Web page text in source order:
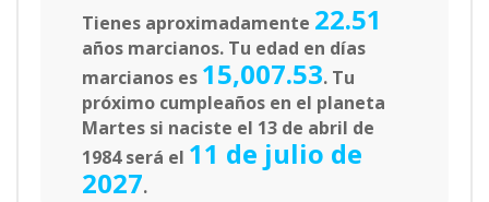
Tienes aproximadamente 22.51
años marcianos. Tu edad en días
marcianos es 15,007.53. Tu
próximo cumpleaños en el planeta
Martes si naciste el 13 de abril de
1984 será el 11 de julio de
2027.